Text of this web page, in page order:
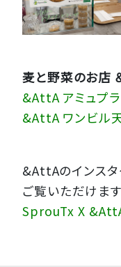
麦と野菜のお店
&AttA アミュプ
&AttA ワンビル
&AttAのインス
ご覧いただけます
SprouTx X